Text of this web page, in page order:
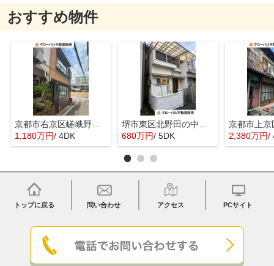
おすすめ物件
京都市右京区嵯峨野宮ノ元町の中古一戸建
1,180万円/ 4DK
680万円/ 5DK 2,380万円/
トップに戻る 問い合わせ アクセス PCサイト